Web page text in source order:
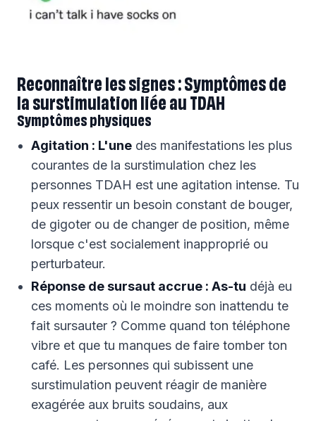
Reconnaître les signes : Symptômes de
la surstimulation liée au TDAH
Symptômes physiques
Agitation : L'une des manifestations les plus
courantes de la surstimulation chez les
personnes TDAH est une agitation intense. Tu
peux ressentir un besoin constant de bouger,
de gigoter ou de changer de position, même
lorsque c'est socialement inapproprié ou
perturbateur.
Réponse de sursaut accrue : As-tu déjà eu
ces moments où le moindre son inattendu te
fait sursauter ? Comme quand ton téléphone
vibre et que tu manques de faire tomber ton
café. Les personnes qui subissent une
surstimulation peuvent réagir de manière
exagérée aux bruits soudains, aux